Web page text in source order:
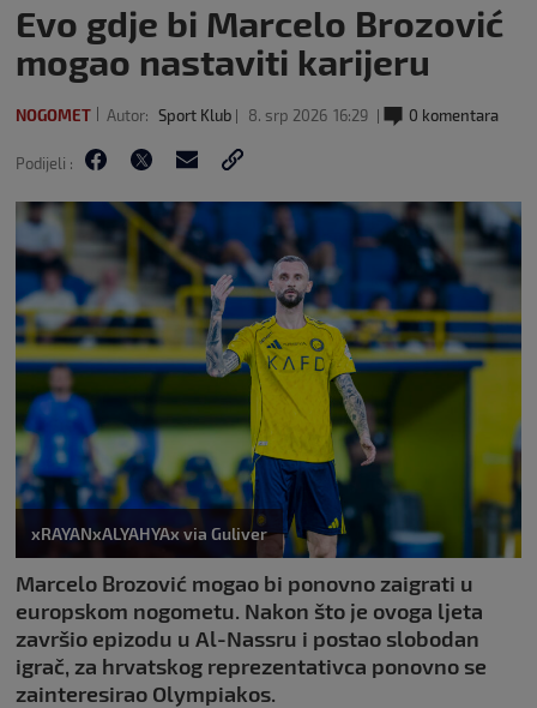
Evo gdje bi Marcelo Brozović
mogao nastaviti karijeru
NOGOMET Autor: Sport Klub 8. srp 2026 16:29 0 komentara
Podijeli :
xRAYANxALYAHYAx via Guliver
Marcelo Brozović mogao bi ponovno zaigrati u
europskom nogometu. Nakon što je ovoga ljeta
završio epizodu u Al-Nassru i postao slobodan
igrač, za hrvatskog reprezentativca ponovno se
zainteresirao Olympiakos.